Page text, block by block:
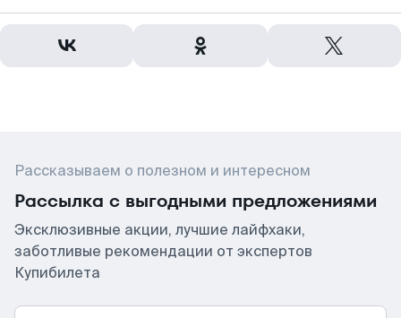
Рассказываем о полезном и интересном
Рассылка с выгодными предложениями
Эксклюзивные акции, лучшие лайфхаки,
заботливые рекомендации от экспертов
Купибилета